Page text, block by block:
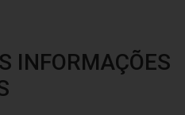
INFORMAÇÕES